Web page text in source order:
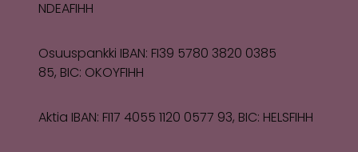
NDEAFIHH
Osuuspankki IBAN: FI39 5780 3820 0385
85, BIC: OKOYFIHH
Aktia IBAN: FI17 4055 1120 0577 93, BIC: HELSFIHH